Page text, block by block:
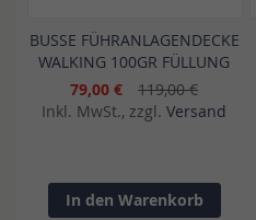
BUSSE FÜHRANLAGENDECKE
WALKING 100GR FÜLLUNG
79,00 €
119,00 €
Inkl. MwSt., zzgl. Versand
In den Warenkorb